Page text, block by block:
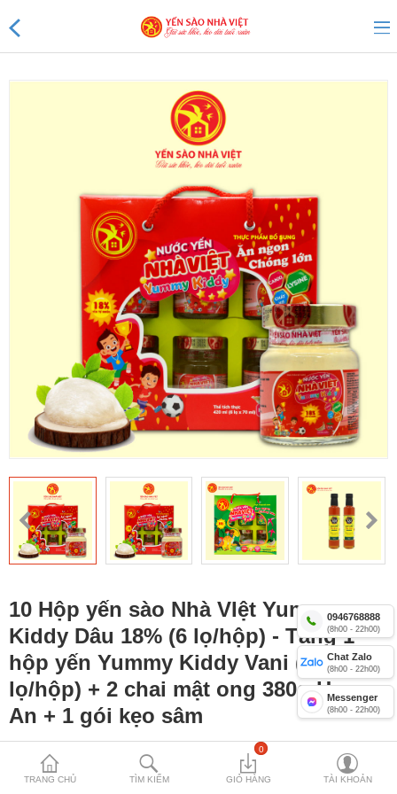
Yến Tổ Nhà Việt
Yến sào Nhà Việt 20%
Yến sào Nhà Việt 18%
Yến sào Nhà Việt 15%
Yến sào Nhà Việt 12%
Combo yến lọ Nhà Việt
Yến Yummy Kiddy 18% cho trẻ
Compare
Mặt hàng yêu
thích (0)
Currency
TRANG CHỦ TÌM KIẾM
0
GIỎ HÀNG TÀI KHOẢN
10 Hộp yến sào Nhà VIệt Yummy
Kiddy Dâu 18% (6 lọ/hộp) - Tặng 1
hộp yến Yummy Kiddy Vani (6
lọ/hộp) + 2 chai mật ong 380g Honey
An + 1 gói kẹo sâm
MÃ SẢN PHẨM:
0 VNĐ
0946768888
(8h00 - 22h00)
Chat Zalo
(8h00 - 22h00)
Messenger
(8h00 - 22h00)